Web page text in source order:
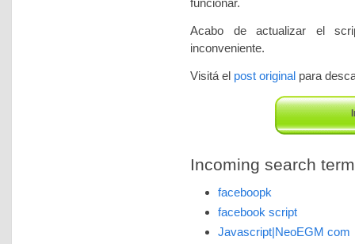
funcionar.
Acabo de actualizar el
inconveniente.
Visitá el post original para
Incoming search
faceboopk
facebook script
Javascript|NeoEGM com